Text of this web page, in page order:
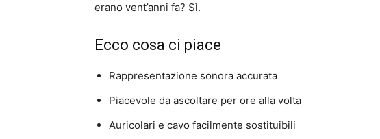
erano vent’anni fa? Sì.
Ecco cosa ci piace
Rappresentazione sonora accurata
Piacevole da ascoltare per ore alla volta
Auricolari e cavo facilmente sostituibili